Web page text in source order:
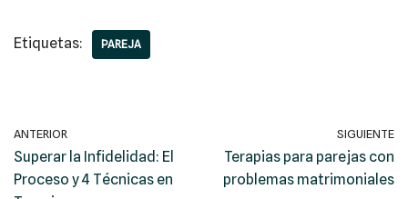
Etiquetas: PAREJA
ANTERIOR
Superar la Infidelidad: El
Proceso y 4 Técnicas en
SIGUIENTE
Terapias para parejas con
problemas matrimoniales